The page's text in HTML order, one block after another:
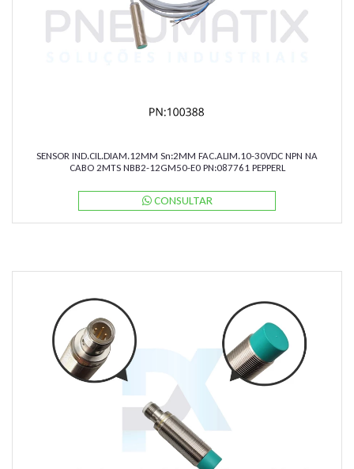
SENSOR IND.CIL.DIAM.12MM Sn:2MM FAC.ALIM.10-30VDC NPN NA
CABO 2MTS NBB2-12GM50-E0 PN:087761 PEPPERL
CONSULTAR